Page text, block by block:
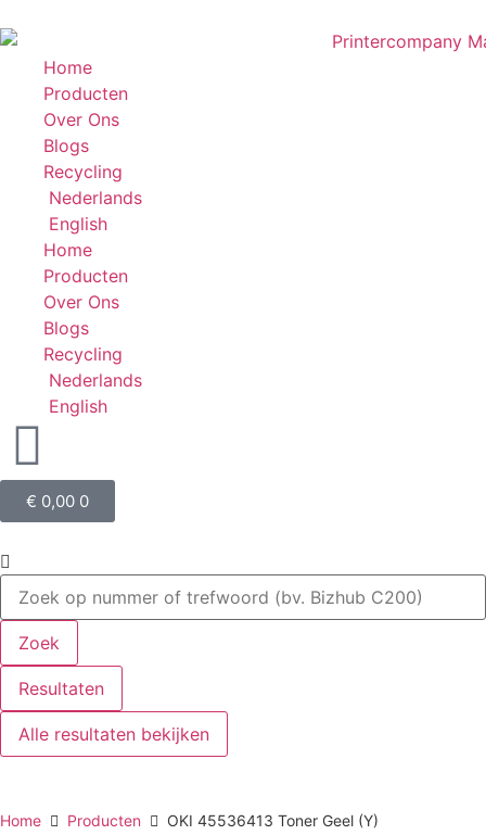
Home
Producten
Over Ons
Blogs
Recycling
Nederlands
English
Home
Producten
Over Ons
Blogs
Recycling
Nederlands
English
€ 0,00 0
Zoek
Resultaten
Alle resultaten bekijken
Home Producten OKI 45536413 Toner Geel (Y)